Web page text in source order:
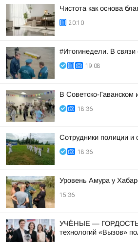
Чистота как основа
20:10
#Итогинедели. В
19:08
В Советско-Гаванском
18:36
Сотрудники полиции и
18:36
Уровень Амура у
15:36
УЧЁНЫЕ — ГОРДОСТЬ
технологий «Вызов»